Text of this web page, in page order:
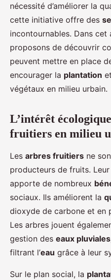
nécessité d’améliorer la
cette initiative offre des
incontournables. Dans cet
proposons de découvrir
peuvent mettre en place
encourager la plantation
végétaux en milieu urbain.
L’intérêt
fruitiers en milieu
Les arbres fruitiers ne
producteurs de fruits.
apporte de nombreux
sociaux. Ils améliorent la
dioxyde de carbone et en
Les arbres jouent
gestion des eaux pluviales
filtrant l’eau grâce à leur
Sur le plan social, la